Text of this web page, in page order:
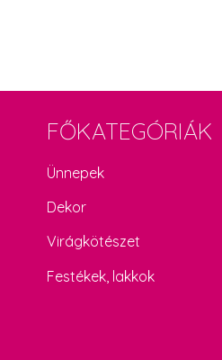
FŐKATEGÓRIÁK
Ünnepek
Dekor
Virágkötészet
Festékek, lakkok